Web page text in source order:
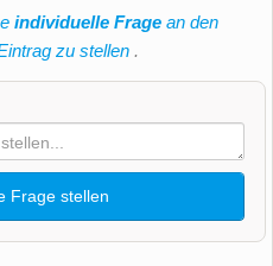
individuelle Frage an den
zu stellen .
Frage stellen